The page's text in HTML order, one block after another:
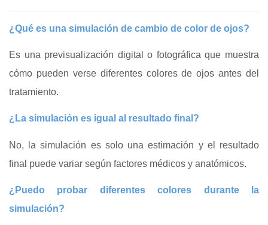
¿Qué es una simulación de cambio de color de ojos?
Es una previsualización digital o fotográfica que muestra
cómo pueden verse diferentes colores de ojos antes del
tratamiento.
¿La simulación es igual al resultado final?
No, la simulación es solo una estimación y el resultado
final puede variar según factores médicos y anatómicos.
¿Puedo probar diferentes colores durante la
simulación?